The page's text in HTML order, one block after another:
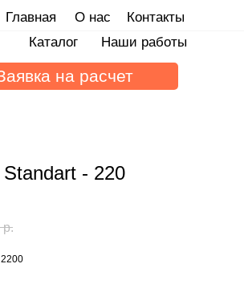
Главная
О нас
Наши работы
Каталог
Контакты
на расчет
- 220
р.